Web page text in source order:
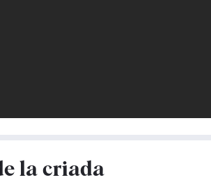
la criada